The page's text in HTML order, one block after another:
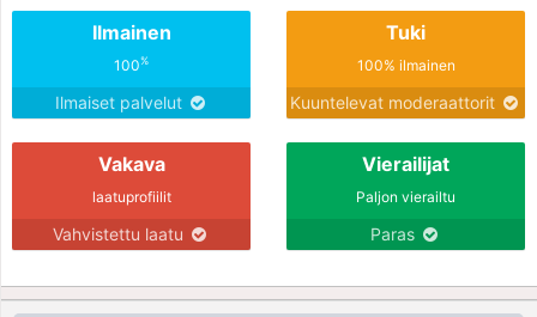
Ilmainen
100%
Ilmaiset palvelut
Tuki
100% ilmainen
Kuuntelevat moderaattorit
Vakava
laatuprofiilit
Vahvistettu laatu
Vierailijat
Paljon vierailtu
Paras